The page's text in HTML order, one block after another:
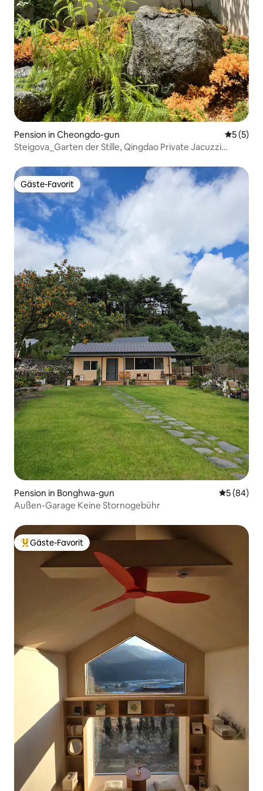
Pension in Cheongdo-gun
5 (5)
Steigova_Garten der Stille, Qingdao Private Jacuzzi
Gäste-Favorit
Gäste-Favorit
Pension in Bonghwa-gun
5 (84)
Außen-Garage Keine Stornogebühr
Beliebter Gäste-Favorit.
Gäste-Favorit